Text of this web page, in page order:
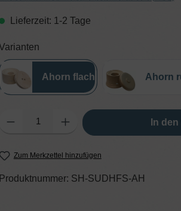
Lieferzeit: 1-2 Tage
auswählen
Ahorn flach Ahorn
Produkt Anzahl: Gib den gewünschten Wert ein oder
In
Zum Merkzettel hinzufügen
Produktnummer: SH-SUDHFS-AH